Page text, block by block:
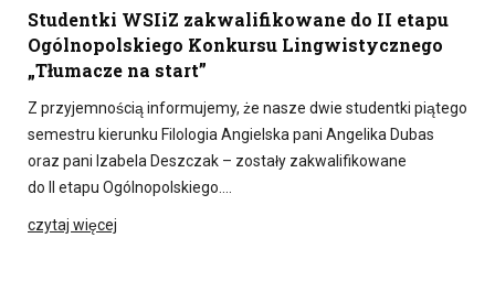
Studentki WSIiZ zakwalifikowane do II etapu
Ogólnopolskiego Konkursu Lingwistycznego
„Tłumacze na start”
Z przyjemnością informujemy, że nasze dwie studentki piątego
semestru kierunku Filologia Angielska pani Angelika Dubas
oraz pani Izabela Deszczak – zostały zakwalifikowane
do II etapu Ogólnopolskiego….
czytaj więcej